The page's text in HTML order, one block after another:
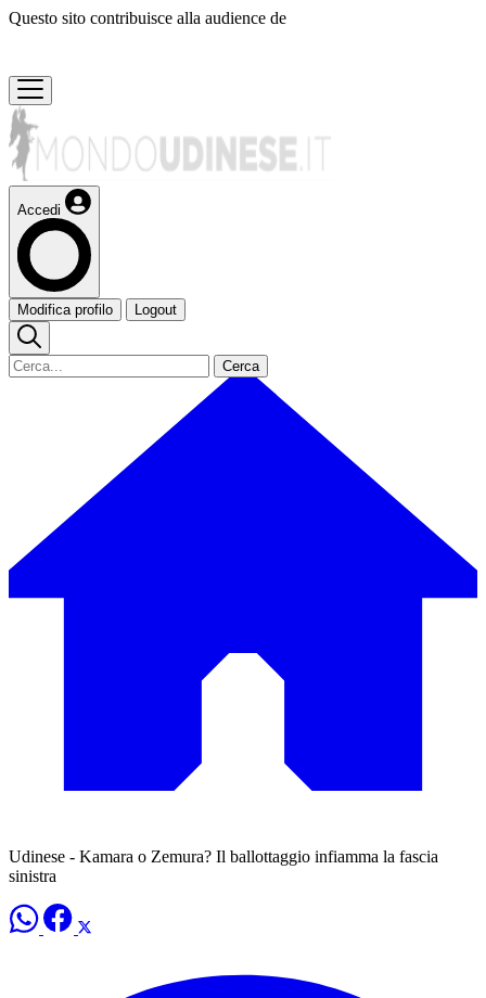
Questo sito contribuisce alla audience de
Accedi
Modifica profilo Logout
Cerca
Udinese - Kamara o Zemura? Il ballottaggio infiamma la fascia
sinistra